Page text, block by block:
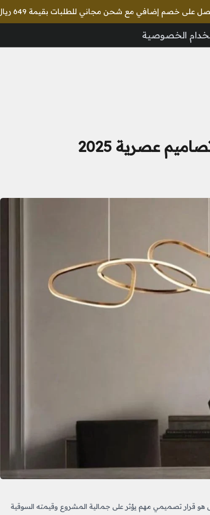
الخصوصية
عصرية 2025
هو قرار تصميمي مهم يؤثر على جمالية المشروع وقيمته السوقية